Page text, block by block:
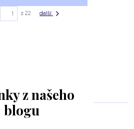
z 22 další
z našeho
blogu